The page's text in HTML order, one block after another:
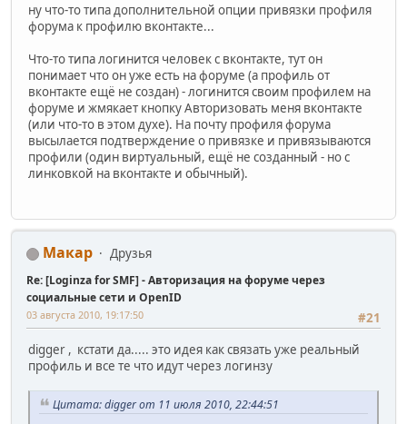
ну что-то типа дополнительной опции привязки профиля
форума к профилю вконтакте...
Что-то типа логинится человек с вконтакте, тут он
понимает что он уже есть на форуме (а профиль от
вконтакте ещё не создан) - логинится своим профилем на
форуме и жмякает кнопку Авторизовать меня вконтакте
(или что-то в этом духе). На почту профиля форума
высылается подтверждение о привязке и привязываются
профили (один виртуальный, ещё не созданный - но с
линковкой на вконтакте и обычный).
Макар Друзья
Re: [Loginza for SMF] - Авторизация на форуме через
социальные сети и OpenID
#21
03 августа 2010, 19:17:50
digger , кстати да..... это идея как связать уже реальный
профиль и все те что идут через логинзу
Цитата: digger от 11 июля 2010, 22:44:51